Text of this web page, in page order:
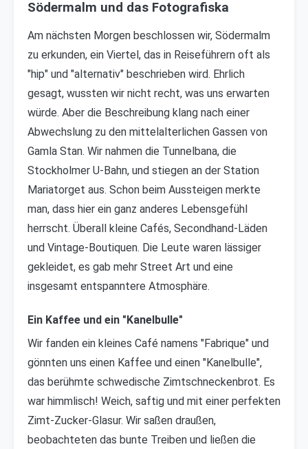
Södermalm und das Fotografiska
Am nächsten Morgen beschlossen wir, Södermalm
zu erkunden, ein Viertel, das in Reiseführern oft als
"hip" und "alternativ" beschrieben wird. Ehrlich
gesagt, wussten wir nicht recht, was uns erwarten
würde. Aber die Beschreibung klang nach einer
Abwechslung zu den mittelalterlichen Gassen von
Gamla Stan. Wir nahmen die Tunnelbana, die
Stockholmer U-Bahn, und stiegen an der Station
Mariatorget aus. Schon beim Aussteigen merkte
man, dass hier ein ganz anderes Lebensgefühl
herrscht. Überall kleine Cafés, Secondhand-Läden
und Vintage-Boutiquen. Die Leute waren lässiger
gekleidet, es gab mehr Street Art und eine
insgesamt entspanntere Atmosphäre.
Ein Kaffee und ein "Kanelbulle"
Wir fanden ein kleines Café namens "Fabrique" und
gönnten uns einen Kaffee und einen "Kanelbulle",
das berühmte schwedische Zimtschneckenbrot. Es
war himmlisch! Weich, saftig und mit einer perfekten
Zimt-Zucker-Glasur. Wir saßen draußen,
beobachteten das bunte Treiben und ließen die